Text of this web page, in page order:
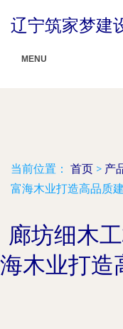
辽宁筑家梦建
MENU
当前位置： 首页 > 产
富海木业打造高品质
廊坊细木
海木业打造